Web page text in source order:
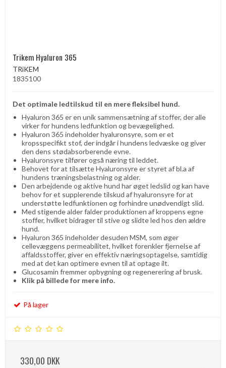
Trikem Hyaluron 365
TRiKEM
1835100
Det optimale ledtilskud til en mere fleksibel hund.
Hyaluron 365 er en unik sammensætning af stoffer, der alle
virker for hundens ledfunktion og bevægelighed.
Hyaluron 365 indeholder hyaluronsyre, som er et
kropsspecifikt stof, der indgår i hundens ledvæske og giver
den dens stødabsorberende evne.
Hyaluronsyre tilfører også næring til leddet.
Behovet for at tilsætte Hyaluronsyre er styret af bl.a af
hundens træningsbelastning og alder.
Den arbejdende og aktive hund har øget ledslid og kan have
behov for et supplerende tilskud af hyaluronsyre for at
understøtte ledfunktionen og forhindre unødvendigt slid.
Med stigende alder falder produktionen af ​​kroppens egne
stoffer, hvilket bidrager til stive og slidte led hos den ældre
hund.
Hyaluron 365 indeholder desuden MSM, som øger
cellevæggens permeabilitet, hvilket forenkler fjernelse af
affaldsstoffer, giver en effektiv næringsoptagelse, samtidig
med at det kan optimere evnen til at optage ilt.
Glucosamin fremmer opbygning og regenerering af brusk.
Klik på billede for mere info.
På lager
330,00 DKK